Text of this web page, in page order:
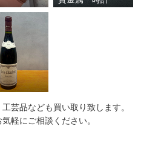
芸品なども買い取り致します。
軽にご相談ください。